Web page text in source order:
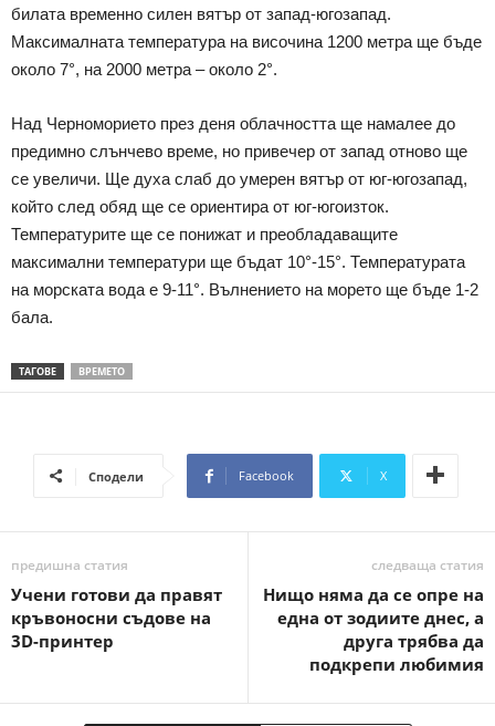
билата временно силен вятър от запад-югозапад.
Максималната температура на височина 1200 метра ще бъде
около 7°, на 2000 метра – около 2°.
Над Черноморието през деня облачността ще намалее до
предимно слънчево време, но привечер от запад отново ще
се увеличи. Ще духа слаб до умерен вятър от юг-югозапад,
който след обяд ще се ориентира от юг-югоизток.
Температурите ще се понижат и преобладаващите
максимални температури ще бъдат 10°-15°. Температурата
на морската вода е 9-11°. Вълнението на морето ще бъде 1-2
бала.
ТАГОВЕ ВРЕМЕТО
Сподели Facebook X
предишна статия
Учени готови да правят
кръвоносни съдове на
3D-принтер
следваща статия
Нищо няма да се опре на
една от зодиите днес, а
друга трябва да
подкрепи любимия